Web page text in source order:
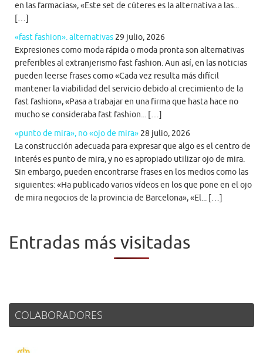
en las farmacias», «Este set de cúteres es la alternativa a las...
[…]
«fast fashion». alternativas 29 julio, 2026
Expresiones como moda rápida o moda pronta son alternativas
preferibles al extranjerismo fast fashion. Aun así, en las noticias
pueden leerse frases como «Cada vez resulta más difícil
mantener la viabilidad del servicio debido al crecimiento de la
fast fashion», «Pasa a trabajar en una firma que hasta hace no
mucho se consideraba fast fashion... […]
«punto de mira», no «ojo de mira» 28 julio, 2026
La construcción adecuada para expresar que algo es el centro de
interés es punto de mira, y no es apropiado utilizar ojo de mira.
Sin embargo, pueden encontrarse frases en los medios como las
siguientes: «Ha publicado varios vídeos en los que pone en el ojo
de mira negocios de la provincia de Barcelona», «El... […]
Entradas más visitadas
COLABORADORES